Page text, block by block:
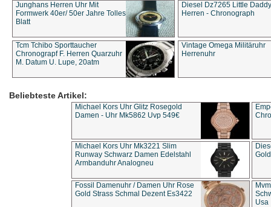
Junghans Herren Uhr Mit
Formwerk 40er/ 50er Jahre Tolles
Blatt
Diesel Dz7265 Little Daddy
Herren - Chronograph
Tcm Tchibo Sporttaucher
Chronograpf F. Herren Quarzuhr
M. Datum U. Lupe, 20atm
Vintage Omega Militäruhr
Herrenuhr
Beliebteste Artikel:
Michael Kors Uhr Glitz Rosegold
Damen - Uhr Mk5862 Uvp 549€
Michael Kors Uhr Mk3221 Slim
Runway Schwarz Damen Edelstahl
Armbanduhr Analogneu
Fossil Damenuhr / Damen Uhr Rose
Gold Strass Schmal Dezent Es3422
Usa